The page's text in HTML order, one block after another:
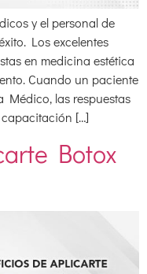
y el personal de
Los excelentes
en medicina estética
Cuando un paciente
Médico, las respuestas
[…]
Botox